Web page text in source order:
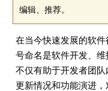
编辑、推荐。
在当今快速发展的软
号命名是软件开发、
不仅有助于开发者团
更新情况和功能演进